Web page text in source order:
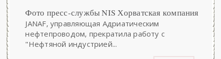
Фото пресс-службы NIS Хорватская компания
JANAF, управляющая Адриатическим
нефтепроводом, прекратила работу с
"Нефтяной индустрией...